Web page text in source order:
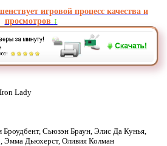
игровой процесс качества и
просмотров ↕️
Lady
Сьюзэн Браун, Элис Да Кунья,
Эмма Дьюхерст, Оливия Колман